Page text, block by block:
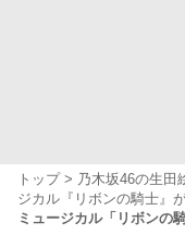
トップ
乃木坂46の生田
ジカル『リボンの騎士』
ミュージカル「リボンの騎